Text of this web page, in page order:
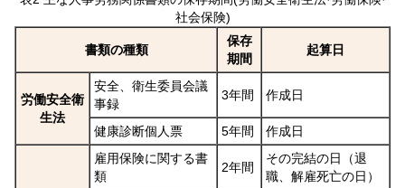
社会保険)
書類の種類
保存
期間
起算日
労働安全衛
生法
安全、衛生委員会議
事録
3年間 作成日
健康診断個人票 5年間 作成日
雇用保険に関する書
類
2年間
その完結の日（退
職、解雇死亡の日）